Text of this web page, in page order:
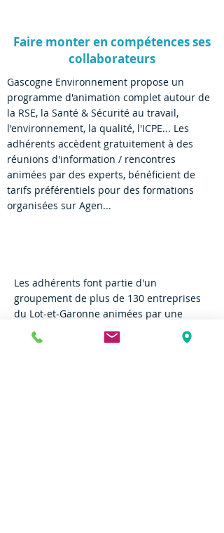
Faire monter en compétences ses
collaborateurs
Gascogne Environnement propose un
programme d'animation complet autour de
la RSE, la Santé & Sécurité au travail,
l'environnement, la qualité, l'ICPE... Les
adhérents accèdent gratuitement à des
réunions d'information / rencontres
animées par des experts, bénéficient de
tarifs préférentiels pour des formations
organisées sur Agen...
Les adhérents font partie d'un
groupement de plus de 130 entreprises
du Lot-et-Garonne animées par une
même volonté, celle de faire de la RSE un
axe stratégique du développement de